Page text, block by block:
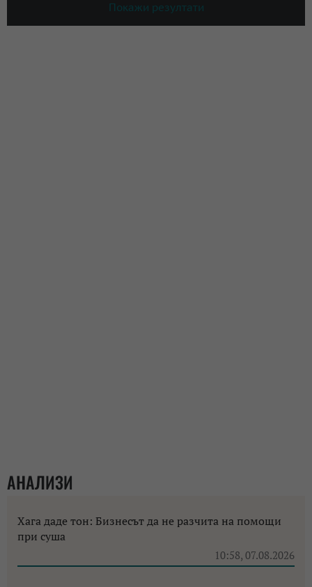
Покажи резултати
АНАЛИЗИ
Хага даде тон: Бизнесът да не разчита на помощи
при суша
10:58, 07.08.2026